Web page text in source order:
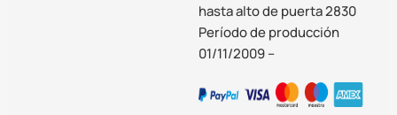
hasta alto de puerta 2830
Período de producción
01/11/2009 –